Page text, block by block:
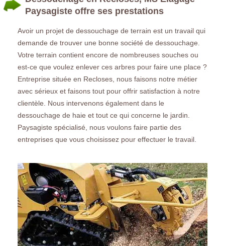
Paysagiste offre ses prestations
Avoir un projet de dessouchage de terrain est un travail qui
demande de trouver une bonne société de dessouchage.
Votre terrain contient encore de nombreuses souches ou
est-ce que voulez enlever ces arbres pour faire une place ?
Entreprise située en Recloses, nous faisons notre métier
avec sérieux et faisons tout pour offrir satisfaction à notre
clientèle. Nous intervenons également dans le
dessouchage de haie et tout ce qui concerne le jardin.
Paysagiste spécialisé, nous voulons faire partie des
entreprises que vous choisissez pour effectuer le travail.